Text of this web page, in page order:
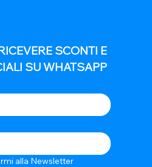
SCONTI E
SU WHATSAPP
alla Newsletter